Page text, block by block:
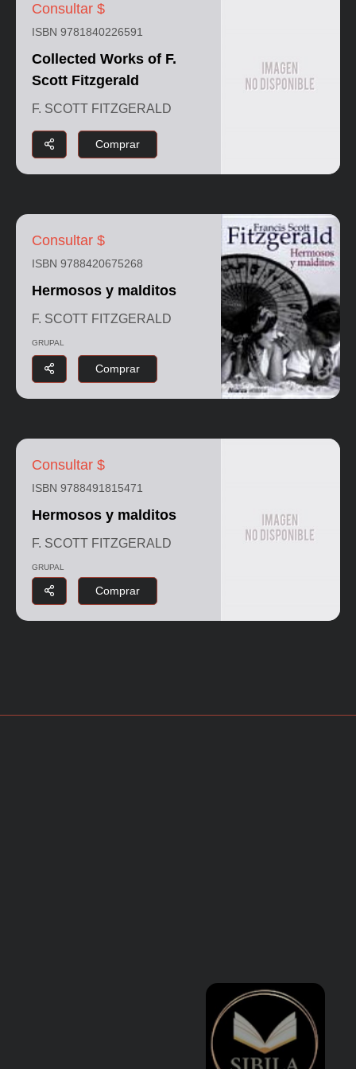
Consultar $
ISBN 9781840226591
Collected Works of F.
Scott Fitzgerald
F. SCOTT FITZGERALD
Comprar
Consultar $
ISBN 9788420675268
Hermosos y malditos
F. SCOTT FITZGERALD
GRUPAL
Comprar
Consultar $
ISBN 9788491815471
Hermosos y malditos
F. SCOTT FITZGERALD
GRUPAL
Comprar